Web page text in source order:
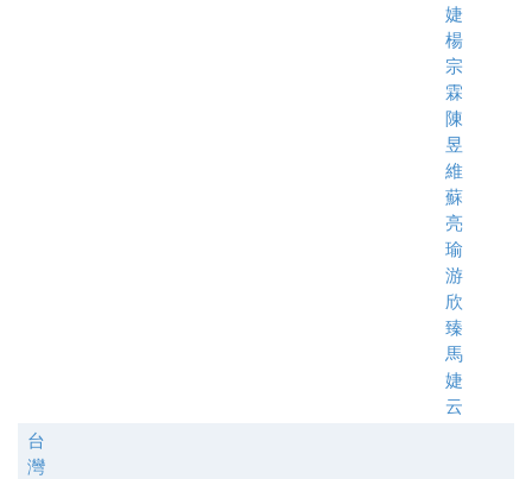
婕
楊
宗
霖
陳
昱
維
蘇
亮
瑜
游
欣
臻
馬
婕
云
台
灣